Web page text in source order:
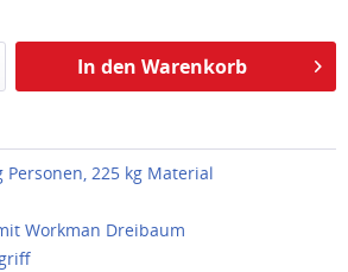
In den Warenkorb
Personen, 225 kg Material
Workman Dreibaum